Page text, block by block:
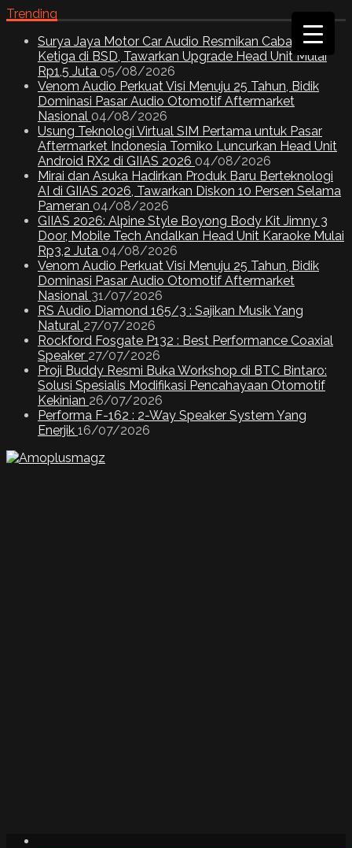
Trending
Surya Jaya Motor Car Audio Resmikan Cabang
Ketiga di BSD, Tawarkan Upgrade Head Unit Mulai
Rp1,5 Juta 05/08/2026
Venom Audio Perkuat Visi Menuju 25 Tahun, Bidik
Dominasi Pasar Audio Otomotif Aftermarket
Nasional 04/08/2026
Usung Teknologi Virtual SIM Pertama untuk Pasar
Aftermarket Indonesia Tomiko Luncurkan Head Unit
Android RX2 di GIIAS 2026 04/08/2026
Mirai dan Asuka Hadirkan Produk Baru Berteknologi
AI di GIIAS 2026, Tawarkan Diskon 10 Persen Selama
Pameran 04/08/2026
GIIAS 2026: Alpine Style Boyong Body Kit Jimny 3
Door, Mobile Tech Andalkan Head Unit Karaoke Mulai
Rp3,2 Juta 04/08/2026
Venom Audio Perkuat Visi Menuju 25 Tahun, Bidik
Dominasi Pasar Audio Otomotif Aftermarket
Nasional 31/07/2026
RS Audio Diamond 165/3 : Sajikan Musik Yang
Natural 27/07/2026
Rockford Fosgate P132 : Best Performance Coaxial
Speaker 27/07/2026
Proji Buddy Resmi Buka Workshop di BTC Bintaro:
Solusi Spesialis Modifikasi Pencahayaan Otomotif
Kekinian 26/07/2026
Performa F-162 : 2-Way Speaker System Yang
Enerjik 16/07/2026